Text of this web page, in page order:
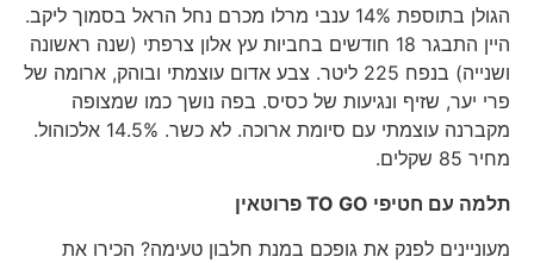
הגולן בתוספת 14% ענבי מרלו מכרם נחל הראל בסמוך ליקב.
היין התבגר 18 חודשים בחביות עץ אלון צרפתי (שנה ראשונה
ושנייה) בנפח 225 ליטר. צבע אדום עוצמתי ובוהק, ארומה של
פרי יער, שזיף ונגיעות של כסיס. בפה נושך כמו שמצופה
מקברנה עוצמתי עם סיומת ארוכה. לא כשר. 14.5% אלכוהול.
מחיר 85 שקלים.
תלמה עם חטיפיTO GOפרוטאין
מעוניינים לפנק את גופכם במנת חלבון טעימה? הכירו את